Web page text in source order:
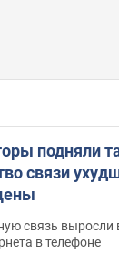
подняли
связи
связь выросли
в телефоне